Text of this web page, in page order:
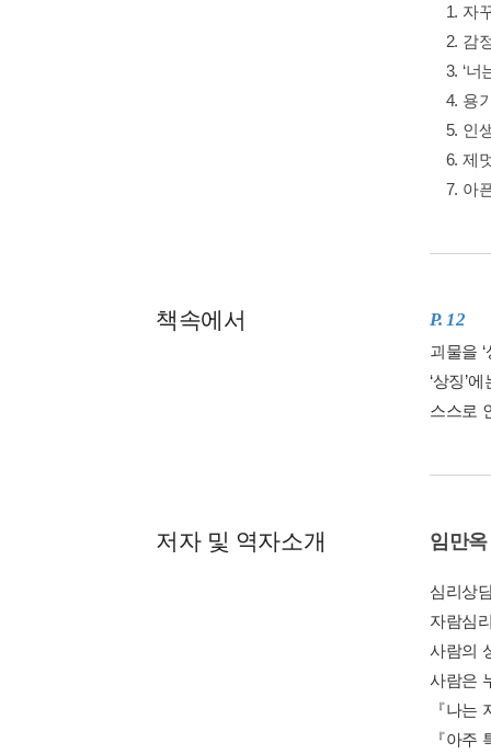
1. 자
2. 감
3. ‘너
4. 용
5. 인
6. 제
7. 아
책속에서 P. 12
괴물을
‘상징’
스스로
저자 및 역자소개 임만옥
심리상
자람심
사람의
사람은
『나는
『아주